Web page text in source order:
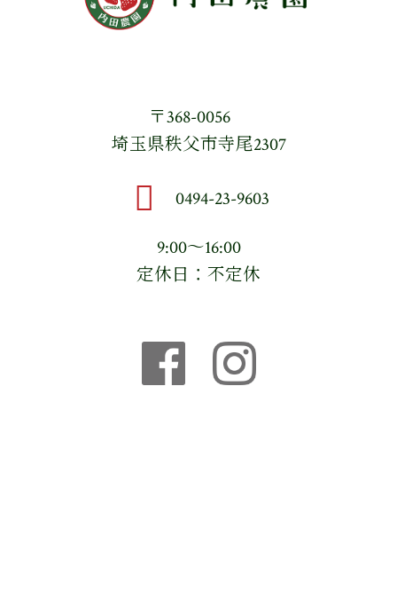
〒368-0056
埼玉県秩父市寺尾2307
0494-23-9603
9:00〜16:00
定休日：不定休